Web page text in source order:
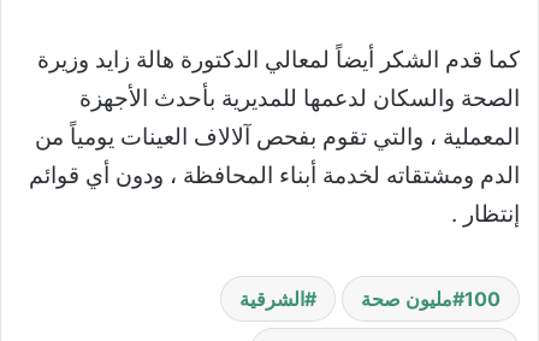
كما قدم الشكر أيضاً لمعالي الدكتورة هالة زايد وزيرة
الصحة والسكان لدعمها للمديرية بأحدث الأجهزة
المعملية ، والتي تقوم بفحص آلالاف العينات يومياً من
الدم ومشتقاته لخدمة أبناء المحافظة ، ودون أي قوائم
إنتظار .
100مليون صحة الشرقية